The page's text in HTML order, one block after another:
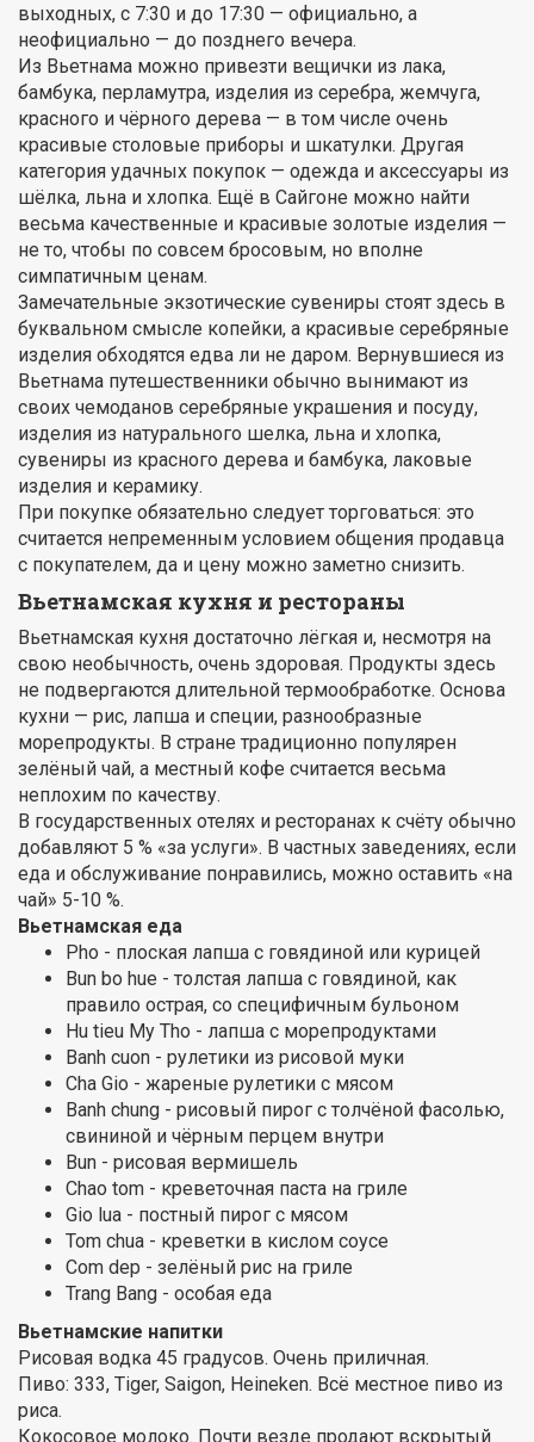
выходных, с 7:30 и до 17:30 — официально, а
неофициально — до позднего вечера.
Из Вьетнама можно привезти вещички из лака,
бамбука, перламутра, изделия из серебра, жемчуга,
красного и чёрного дерева — в том числе очень
красивые столовые приборы и шкатулки. Другая
категория удачных покупок — одежда и аксессуары из
шёлка, льна и хлопка. Ещё в Сайгоне можно найти
весьма качественные и красивые золотые изделия —
не то, чтобы по совсем бросовым, но вполне
симпатичным ценам.
Замечательные экзотические сувениры стоят здесь в
буквальном смысле копейки, а красивые серебряные
изделия обходятся едва ли не даром. Вернувшиеся из
Вьетнама путешественники обычно вынимают из
своих чемоданов серебряные украшения и посуду,
изделия из натурального шелка, льна и хлопка,
сувениры из красного дерева и бамбука, лаковые
изделия и керамику.
При покупке обязательно следует торговаться: это
считается непременным условием общения продавца
с покупателем, да и цену можно заметно снизить.
Вьетнамская кухня и рестораны
Вьетнамская кухня достаточно лёгкая и, несмотря на
свою необычность, очень здоровая. Продукты здесь
не подвергаются длительной термообработке. Основа
кухни — рис, лапша и специи, разнообразные
морепродукты. В стране традиционно популярен
зелёный чай, а местный кофе считается весьма
неплохим по качеству.
В государственных отелях и ресторанах к счёту обычно
добавляют 5 % «за услуги». В частных заведениях, если
еда и обслуживание понравились, можно оставить «на
чай» 5-10 %.
Вьетнамская еда
Pho - плоская лапша с говядиной или курицей
Bun bo hue - толстая лапша с говядиной, как
правило острая, со специфичным бульоном
Hu tieu My Tho - лапша с морепродуктами
Banh cuon - рулетики из рисовой муки
Cha Gio - жареные рулетики с мясом
Banh chung - рисовый пирог с толчёной фасолью,
свининой и чёрным перцем внутри
Bun - рисовая вермишель
Chao tom - креветочная паста на гриле
Gio lua - постный пирог с мясом
Tom chua - креветки в кислом соусе
Com dep - зелёный рис на гриле
Trang Bang - особая еда
Вьетнамские напитки
Рисовая водка 45 градусов. Очень приличная.
Пиво: 333, Tiger, Saigon, Heineken. Всё местное пиво из
риса.
Кокосовое молоко. Почти везде продают вскрытый